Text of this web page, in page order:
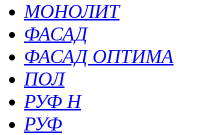
МОНОЛИТ
ФАСАД
ФАСАД ОПТИМА
ПОЛ
РУФ Н
РУФ